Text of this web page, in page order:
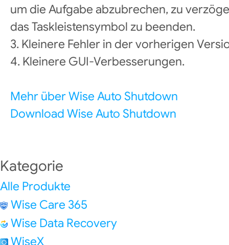
um die Aufgabe abzubrechen, zu
das Taskleistensymbol zu beenden.
3. Kleinere Fehler in der vorherigen
4. Kleinere GUI-Verbesserungen.
Mehr über Wise Auto Shutdown
Download Wise Auto Shutdown
Kategorie
Alle Produkte
Wise Care 365
Wise Data Recovery
WiseX